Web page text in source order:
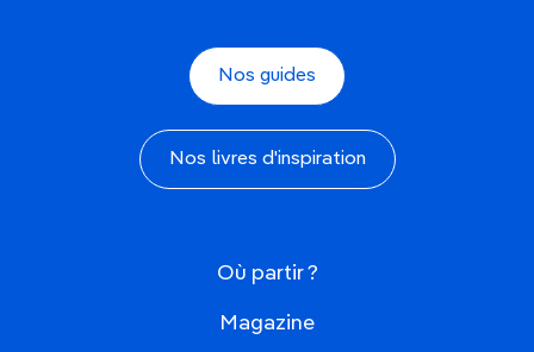
Nos guides
Nos livres d'inspiration
Où partir ?
Magazine